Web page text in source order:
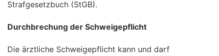
Strafgesetzbuch (StGB).
Durchbrechung der Schweigepflicht
Die ärztliche Schweigepflicht kann und darf